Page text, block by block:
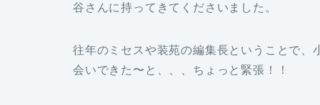
谷さんに持ってきてくださいました。
往年のミセスや装苑の編集長ということで
会いできた〜と、、、ちょっと緊張！！